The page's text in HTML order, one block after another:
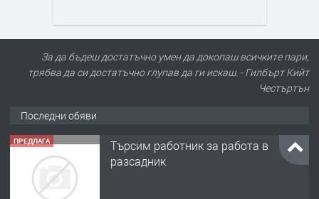
За да бъдеш достатъчно умен да докопаш всичките пари,
трябва да си достатъчно глупав да ги искаш. - Гилбърт Кийт
Честъртън
Последни обяви
ПРЕДЛАГА
Търсим работник за работа в
разсадник